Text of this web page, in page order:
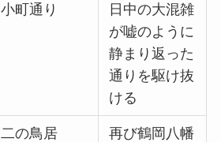
小町通り
日中の大混雑
が嘘のように
静まり返った
通りを駆け抜
ける
二の鳥居
再び鶴岡八幡